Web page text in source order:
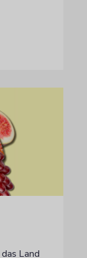
Land